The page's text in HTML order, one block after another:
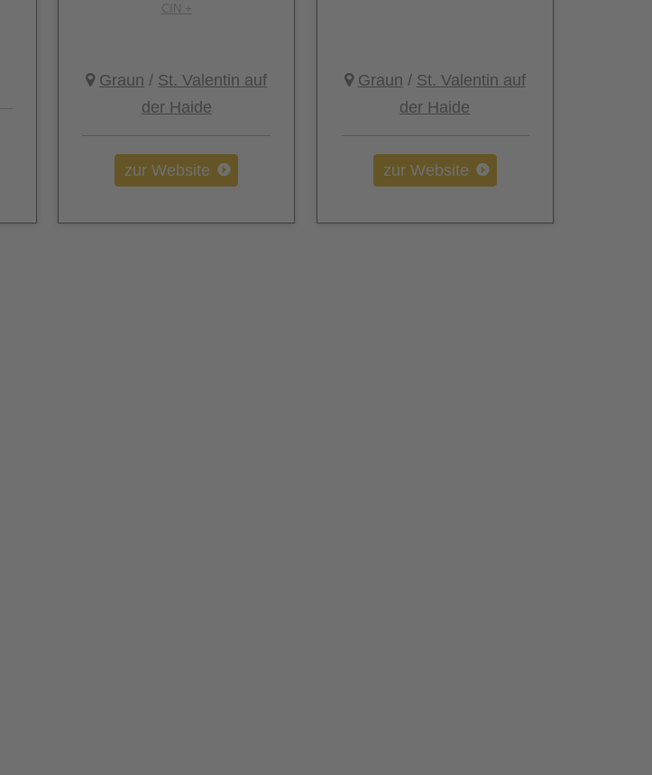
CIN +
Graun / St. Valentin auf
der Haide
zur Website
Graun / St. Valentin auf
der Haide
zur Website